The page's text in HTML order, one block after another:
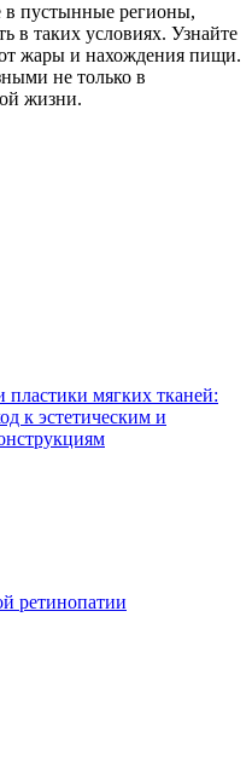
в пустынные регионы,
в таких условиях. Узнайте
жары и нахождения пищи.
не только в
жизни.
мягких тканей:
к эстетическим и
ретинопатии